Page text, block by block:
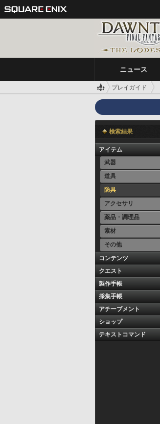
ニュース
プレイガイド
検索結果
アイテム
武器
道具
防具
アクセサリ
薬品・調理品
素材
その他
コンテンツ
クエスト
製作手帳
採集手帳
アチーブメント
ショップ
テキストコマンド